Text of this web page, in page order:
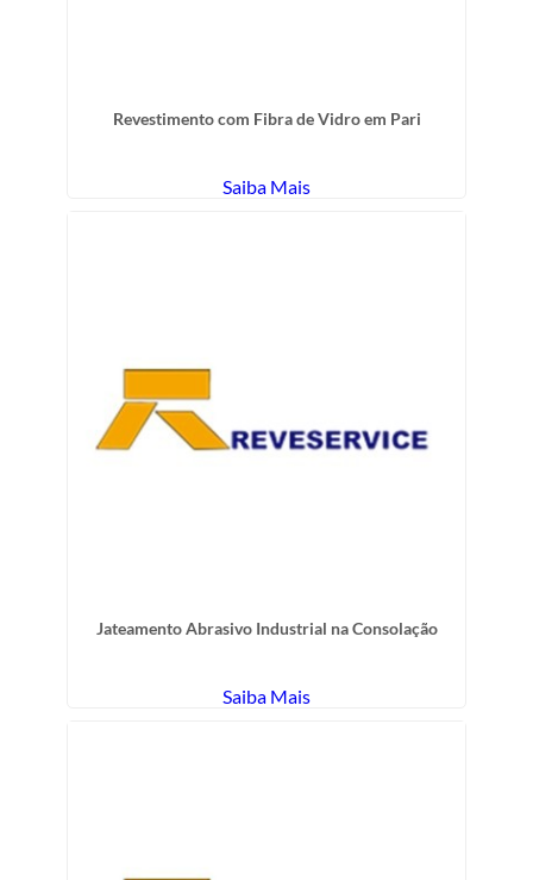
Revestimento com Fibra de Vidro em Pari
Saiba Mais
Jateamento Abrasivo Industrial na Consolação
Saiba Mais